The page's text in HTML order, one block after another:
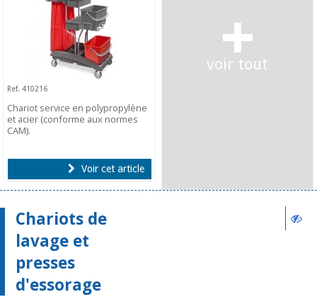
Ref. 410216
Chariot service en polypropylène
et acier (conforme aux normes
CAM).
Voir cet article
+
voir tout
Chariots de
lavage et
presses
d'essorage